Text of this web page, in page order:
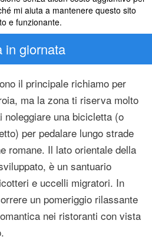
mi aiuta a mantenere questo sito
e funzionante.
in giornata
il principale richiamo per
ma la zona ti riserva molto
una bicicletta (o
per pedalare lungo strade
romane. Il lato orientale della
è un santuario
e uccelli migratori. In
un pomeriggio rilassante
nei ristoranti con vista